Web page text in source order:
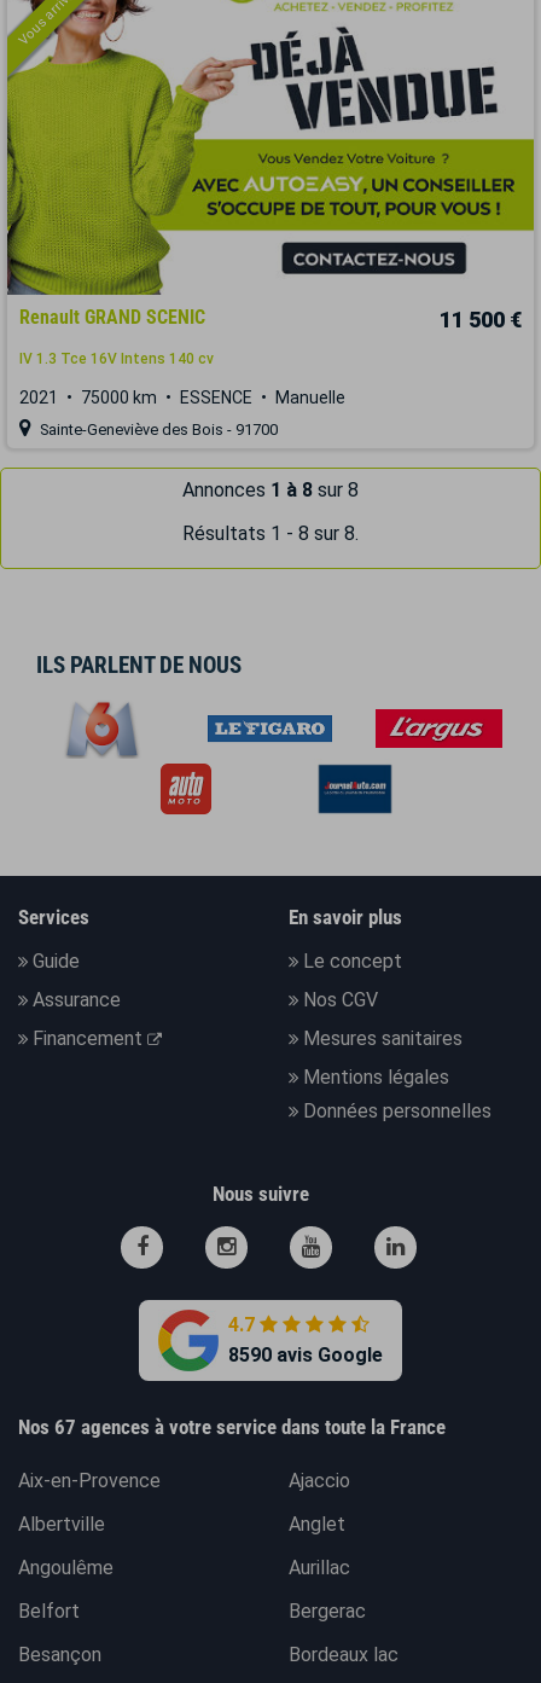
Renault GRAND SCENIC 11 500 €
IV 1.3 Tce 16V Intens 140 cv
2021 75000 km ESSENCE Manuelle
Sainte-Geneviève des Bois - 91700
Annonces 1 à 8 sur 8
Résultats 1 - 8 sur 8.
ILS PARLENT DE NOUS
Services
Guide
Assurance
Financement
En savoir plus
Le concept
Nos CGV
Mesures sanitaires
Mentions légales
Données personnelles
Nous suivre
4.7
8590 avis Google
Nos 67 agences à votre service dans toute la France
Aix-en-Provence
Ajaccio
Albertville
Anglet
Angoulême
Aurillac
Belfort
Bergerac
Besançon
Bordeaux lac